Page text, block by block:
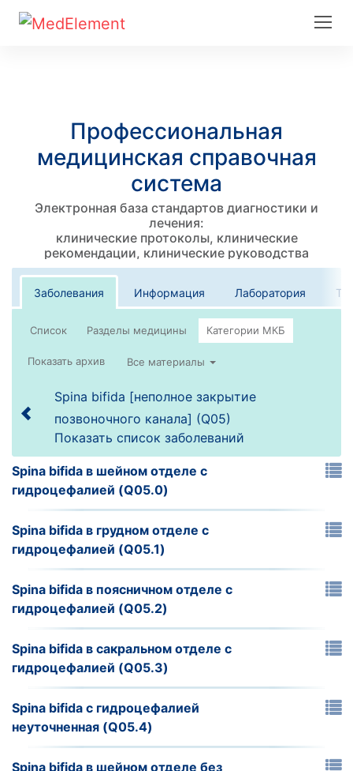
Профессиональная
медицинская справочная
система
Электронная база стандартов диагностики и
лечения:
клинические протоколы, клинические
рекомендации, клинические руководства
Заболевания Информация Лаборатория
Список
Все материалы
Spina bifida [неполное закрытие
позвоночного канала] (Q05)
Показать список заболеваний
Spina bifida в шейном отделе с
гидроцефалией (Q05.0)
Spina bifida в грудном отделе с
гидроцефалией (Q05.1)
Spina bifida в поясничном отделе с
гидроцефалией (Q05.2)
Spina bifida в сакральном отделе с
гидроцефалией (Q05.3)
Spina bifida с гидроцефалией
неуточненная (Q05.4)
Spina bifida в шейном отделе без